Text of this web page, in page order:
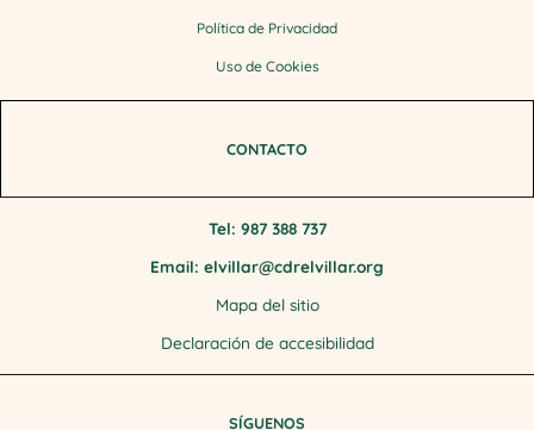
Política de Privacidad
Uso de Cookies
CONTACTO
Tel: 987 388 737
Email: elvillar@cdrelvillar.org
Mapa del sitio
Declaración de accesibilidad
SÍGUENOS